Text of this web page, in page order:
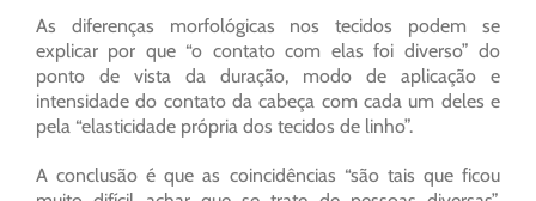
As diferenças morfológicas nos tecidos podem se
explicar por que “o contato com elas foi diverso” do
ponto de vista da duração, modo de aplicação e
intensidade do contato da cabeça com cada um deles e
pela “elasticidade própria dos tecidos de linho”.
A conclusão é que as coincidências “são tais que ficou